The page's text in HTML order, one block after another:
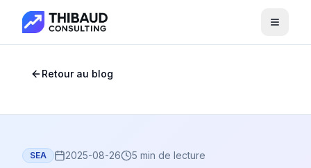
Menu
Retour au blog
SEA 2025-08-26 5 min de lecture